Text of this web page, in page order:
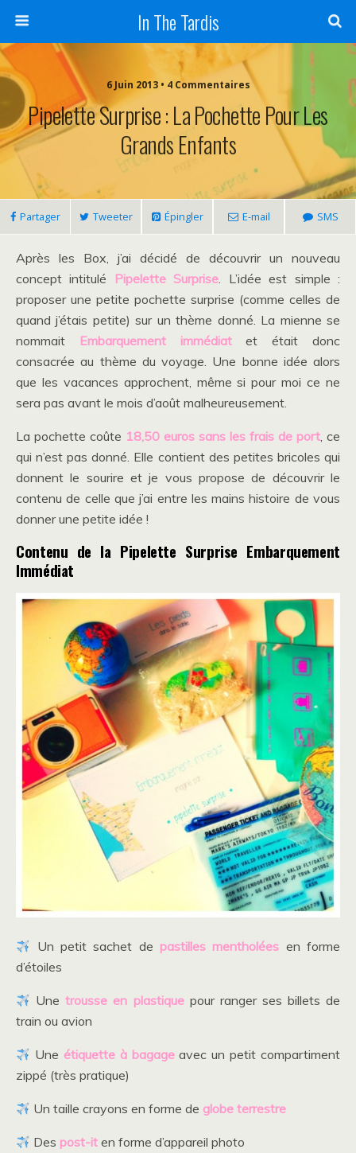
In The Tardis
6 Juin 2013 • 4 Commentaires
Pipelette Surprise : La Pochette Pour Les
Grands Enfants
Partager Tweeter Épingler E-mail SMS
Après les Box, j’ai décidé de découvrir un nouveau
concept intitulé
Pipelette Surprise. L’idée est simple :
proposer une petite pochette surprise (comme celles de
quand j’étais petite) sur un thème donné. La mienne se
nommait
Embarquement immédiat
et était donc
consacrée au thème du voyage. Une bonne idée alors
que les vacances approchent, même si pour moi ce ne
sera pas avant le mois d’août malheureusement.
La pochette coûte 18,50 euros sans les frais de port, ce
qui n’est pas donné. Elle contient des petites bricoles qui
donnent le sourire et je vous propose de découvrir le
contenu de celle que j’ai entre les mains histoire de vous
donner une petite idée !
Contenu de la Pipelette Surprise Embarquement
Immédiat
Un petit sachet de pastilles mentholées en forme
d’étoiles
Unetrousse en plastique pour ranger ses billets de
train ou avion
Une étiquette à bagageavec un petit compartiment
zippé (très pratique)
Un taille crayons en forme de globe terrestre
Des post-it en forme d’appareil photo